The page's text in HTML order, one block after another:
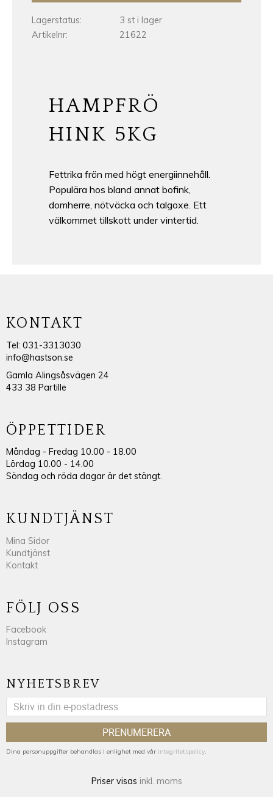
Lagerstatus
3 st i lager
Artikelnr
21622
HAMPFRÖ
HINK 5KG
Fettrika frön med högt energiinnehåll.
Populära hos bland annat bofink,
domherre, nötväcka och talgoxe. Ett
välkommet tillskott under vintertid.
KONTAKT
Tel: 031-3313030
info@hastson.se
Gamla Alingsåsvägen 24
433 38 Partille
ÖPPETTIDER
Måndag - Fredag 10.00 - 18.00
Lördag 10.00 - 14.00
Söndag och röda dagar är det stängt.
KUNDTJÄNST
Mina Sidor
Kundtjänst
Kontakt
FÖLJ OSS
Facebook
Instagram
NYHETSBREV
PRENUMERERA
Dina personuppgifter behandlas i enlighet med vår integritetspolicy.
Priser visas inkl. moms